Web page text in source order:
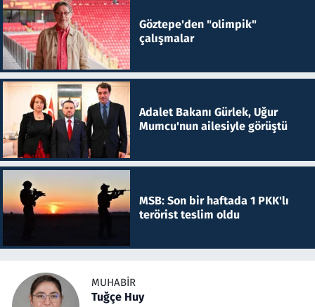
Göztepe'den "olimpik"
çalışmalar
Adalet Bakanı Gürlek, Uğur
Mumcu'nun ailesiyle görüştü
MSB: Son bir haftada 1 PKK'lı
terörist teslim oldu
MUHABIR
Tuğçe Huy